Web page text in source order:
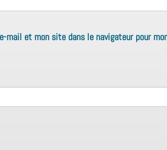
mail et mon site dans le navigateur pour